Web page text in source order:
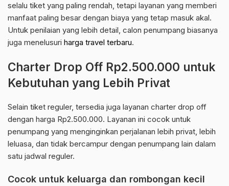
selalu tiket yang paling rendah, tetapi layanan yang memberi
manfaat paling besar dengan biaya yang tetap masuk akal.
Untuk penilaian yang lebih detail, calon penumpang biasanya
juga menelusuri harga travel terbaru.
Charter Drop Off Rp2.500.000 untuk
Kebutuhan yang Lebih Privat
Selain tiket reguler, tersedia juga layanan charter drop off
dengan harga Rp2.500.000. Layanan ini cocok untuk
penumpang yang menginginkan perjalanan lebih privat, lebih
leluasa, dan tidak bercampur dengan penumpang lain dalam
satu jadwal reguler.
Cocok untuk keluarga dan rombongan kecil